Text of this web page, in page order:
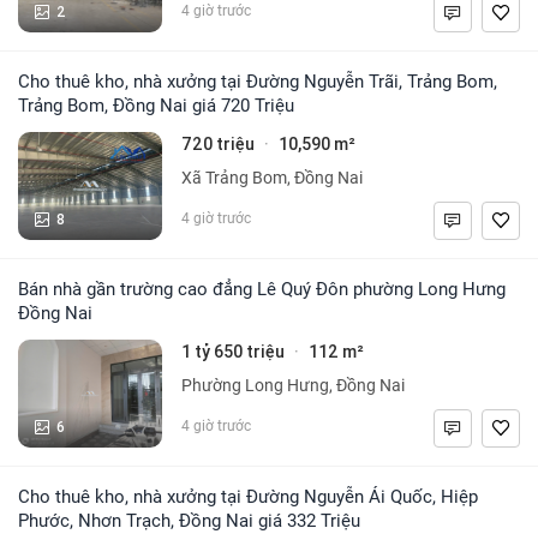
2 4 giờ trước
Cho thuê kho, nhà xưởng tại Đường Nguyễn Trãi, Trảng Bom,
Trảng Bom, Đồng Nai giá 720 Triệu
8
720 triệu · 10,590 m²
Xã Trảng Bom, Đồng Nai
4 giờ trước
Bán nhà gần trường cao đẳng Lê Quý Đôn phường Long Hưng
Đồng Nai
6
1 tỷ 650 triệu · 112 m²
Phường Long Hưng, Đồng Nai
4 giờ trước
Cho thuê kho, nhà xưởng tại Đường Nguyễn Ái Quốc, Hiệp
Phước, Nhơn Trạch, Đồng Nai giá 332 Triệu